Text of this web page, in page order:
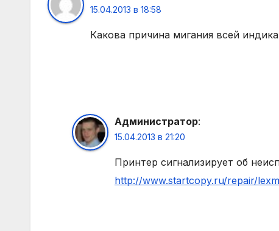
15.04.2013 в 18:58
Какова причина мигания всей
Администратор:
15.04.2013 в 21:20
Принтер сигнализирует об
http://www.startcopy.ru/repair/